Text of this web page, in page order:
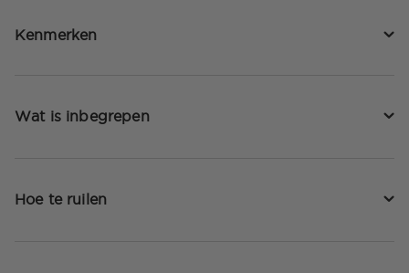
Kenmerken
Wat is inbegrepen
Hoe te ruilen